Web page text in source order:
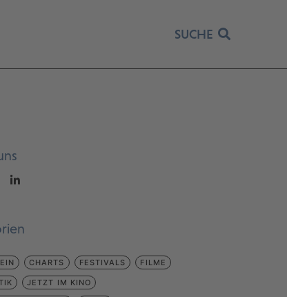
SUCHE
CHARTS FESTIVALS FILME
JETZT IM KINO